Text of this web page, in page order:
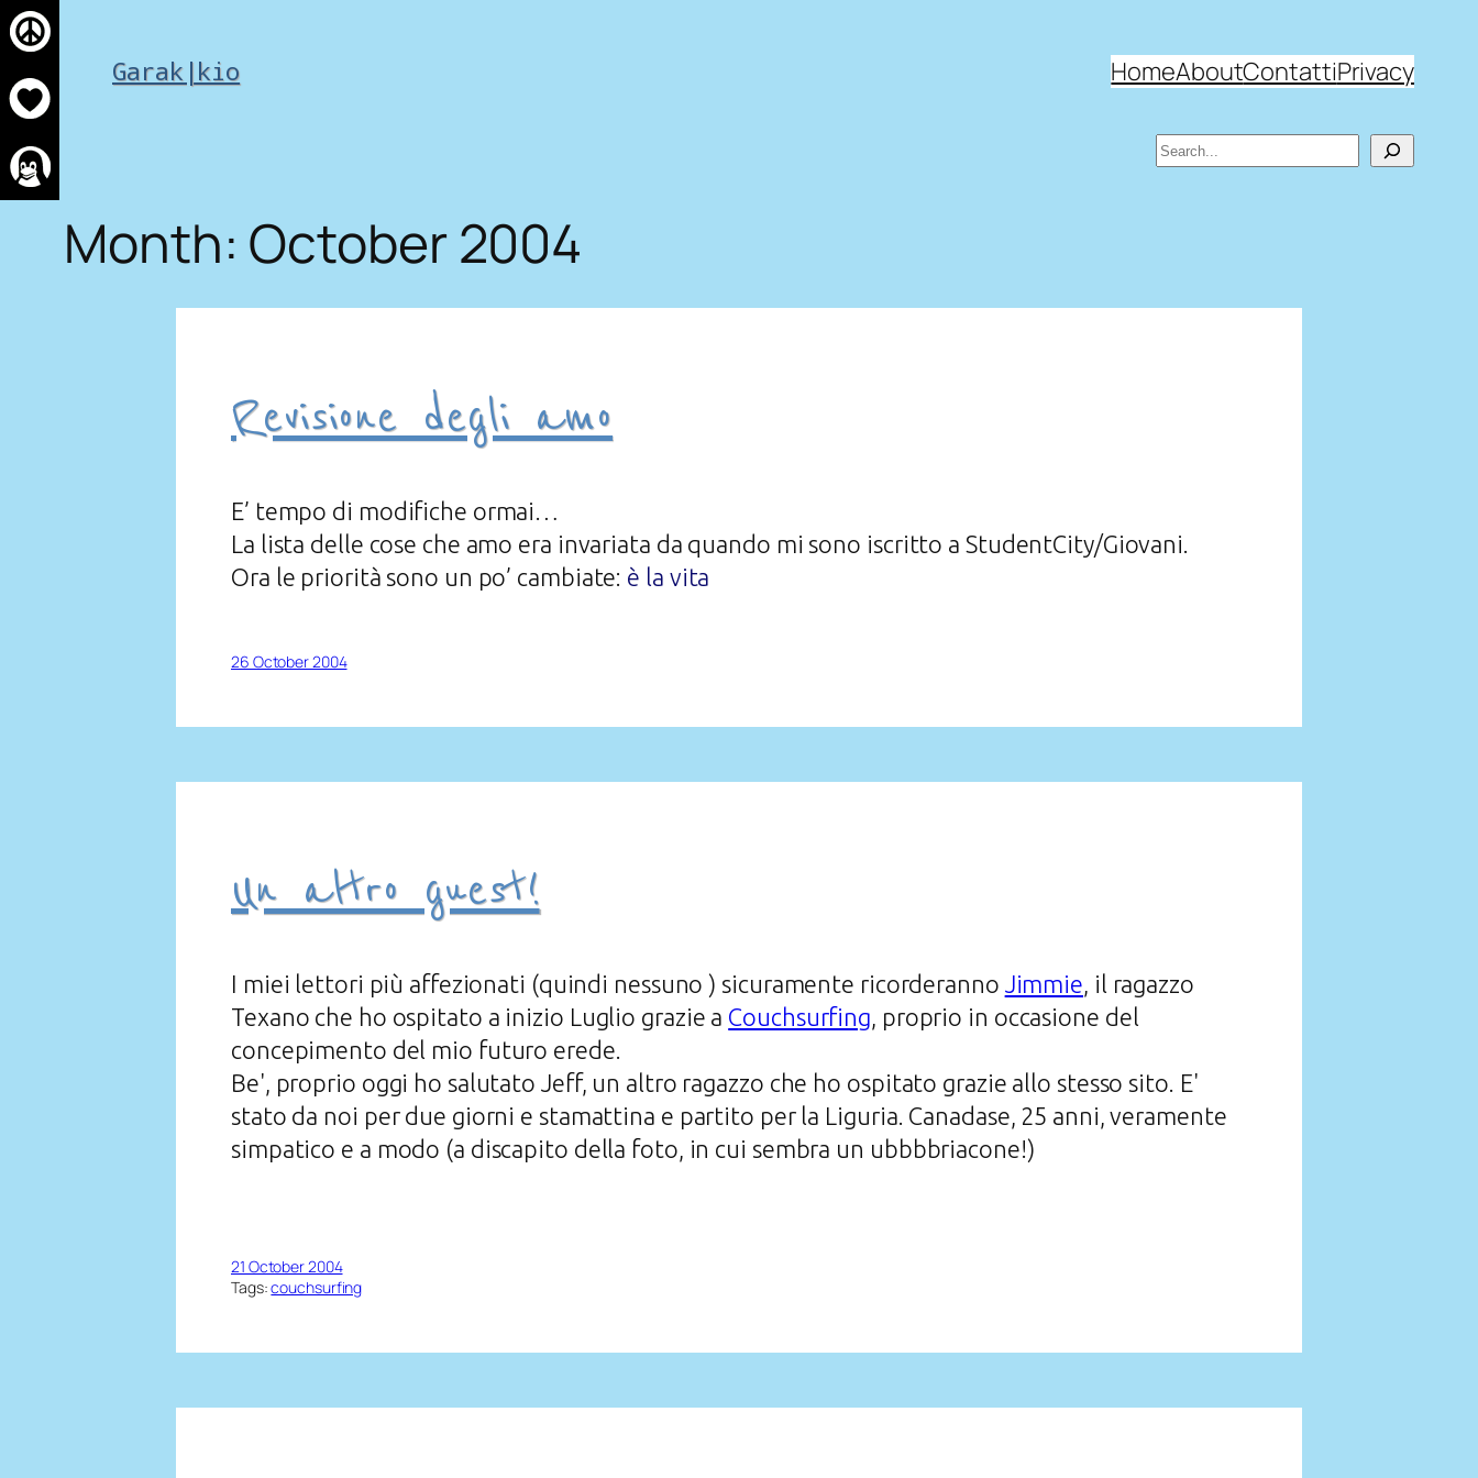
Skip
to
content
Garak|kio HomeAboutContattiPrivacy
Search
Month: October 2004
Revisione degli amo
E’ tempo di modifiche ormai…
La lista delle cose che amo era invariata da quando mi sono iscritto a StudentCity/Giovani.
Ora le priorità sono un po’ cambiate: è la vita
26 October 2004
Un altro guest!
I miei lettori più affezionati (quindi nessuno ) sicuramente ricorderanno Jimmie, il ragazzo
Texano che ho ospitato a inizio Luglio grazie a Couchsurfing, proprio in occasione del
concepimento del mio futuro erede.
Be', proprio oggi ho salutato Jeff, un altro ragazzo che ho ospitato grazie allo stesso sito. E'
stato da noi per due giorni e stamattina e partito per la Liguria. Canadase, 25 anni, veramente
simpatico e a modo (a discapito della foto, in cui sembra un ubbbbriacone!)
21 October 2004
Tags:couchsurfing